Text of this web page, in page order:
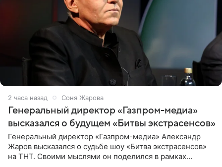
2 часа назад Соня Жарова
Генеральный директор «Газпром-медиа»
высказался о будущем «Битвы экстрасенсов»
Генеральный директор «Газпром-медиа» Александр
Жаров высказался о судьбе шоу «Битва экстрасенсов»
на ТНТ. Своими мыслями он поделился в рамках